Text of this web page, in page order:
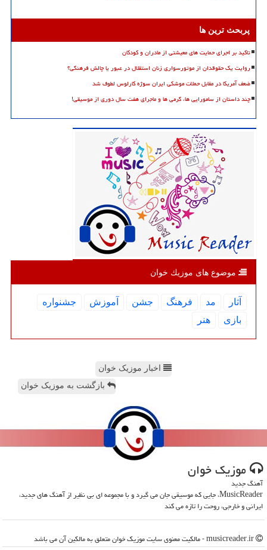
پربحث ترین ها
تاکید بر اجرای حمایت های معیشتی از مادران و کودکان
روایت یک حقوقدان از موتورسواری زنان استقلال در عبور یا چالش فرهنگی؟
ضعف آمریکا در مقابل حملات موشکی ایران سوژه کارلوس لطوف شد
چند داستان از سامورایی ها، گرمی ها و ماجرای هفت سال دوری از موسیقی!
موضوع های موزیك خوان
آثار مد فرهنگ جشن آموزش
جشنواره
بازی
هنر
اخبار موزیک خوان
بازگشت به موزیک خوان
موزیك خوان
آهنگ جدید
MusicReader، جایی که موسیقی جان می گیرد و با مجموعه ای بی نظیر از آهنگ های جدید،
ایرانی و خارجی، روحت را تازه می کند